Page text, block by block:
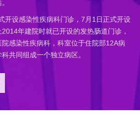
开设感染性疾病科门诊，7月1日正式开设
年建院时就已开设的发热肠道门诊，
感染性疾病科，科室位于住院部12A病
共同组成一个独立病区。